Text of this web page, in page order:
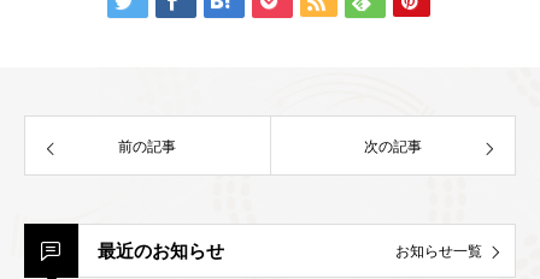
前の記事 次の記事
最近のお知らせ お知らせ一覧